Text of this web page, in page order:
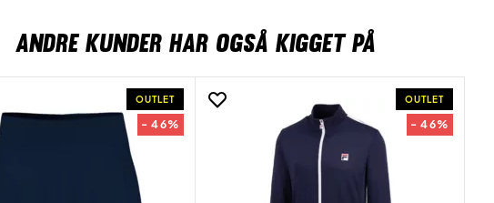
ANDRE KUNDER HAR OGSÅ KIGGET PÅ
OUTLET
- 46%
OUTLET
- 46%